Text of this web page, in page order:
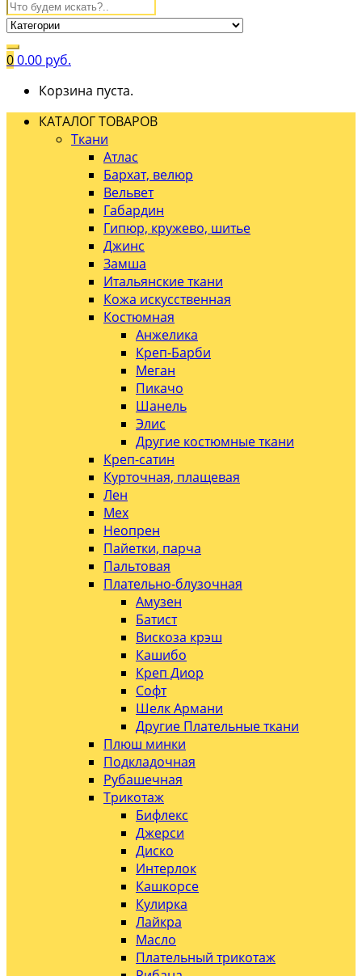
00.00 руб.
Корзина пуста.
КАТАЛОГ ТОВАРОВ
Ткани
Атлас
Бархат, велюр
Вельвет
Габардин
Гипюр, кружево, шитье
Джинс
Замша
Итальянские ткани
Кожа искусственная
Костюмная
Анжелика
Креп-Барби
Меган
Пикачо
Шанель
Элис
Другие костюмные ткани
Креп-сатин
Курточная, плащевая
Лен
Мех
Неопрен
Пайетки, парча
Пальтовая
Плательно-блузочная
Амузен
Батист
Вискоза крэш
Кашибо
Креп Диор
Софт
Шелк Армани
Другие Плательные ткани
Плюш минки
Подкладочная
Рубашечная
Трикотаж
Бифлекс
Джерси
Диско
Интерлок
Кашкорсе
Кулирка
Лайкра
Масло
Плательный трикотаж